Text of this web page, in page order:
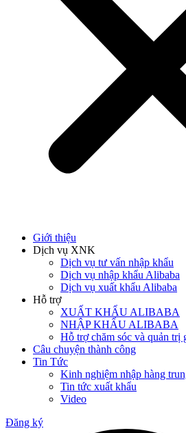
Giới thiệu
Dịch vụ XNK
Dịch vụ tư vấn nhập khẩu
Dịch vụ nhập khẩu Alibaba
Dịch vụ xuất khẩu Alibaba
Hỗ trợ
XUẤT KHẨU ALIBABA
NHẬP KHẨU ALIBABA
Hỗ trợ chăm sóc và quản trị
Câu chuyện thành công
Tin Tức
Kinh nghiệm nhập hàng
Tin tức xuất khẩu
Video
Đăng ký